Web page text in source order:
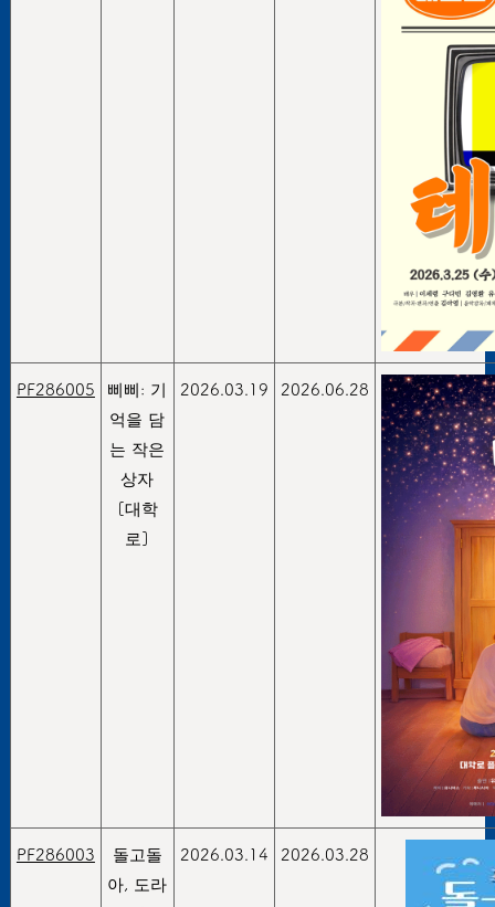
PF286005
삐삐: 기
억을 담
는 작은
상자
[대학
로]
2026.03.19 2026.06.28
PF286003
돌고돌
아, 도라
2026.03.14 2026.03.28